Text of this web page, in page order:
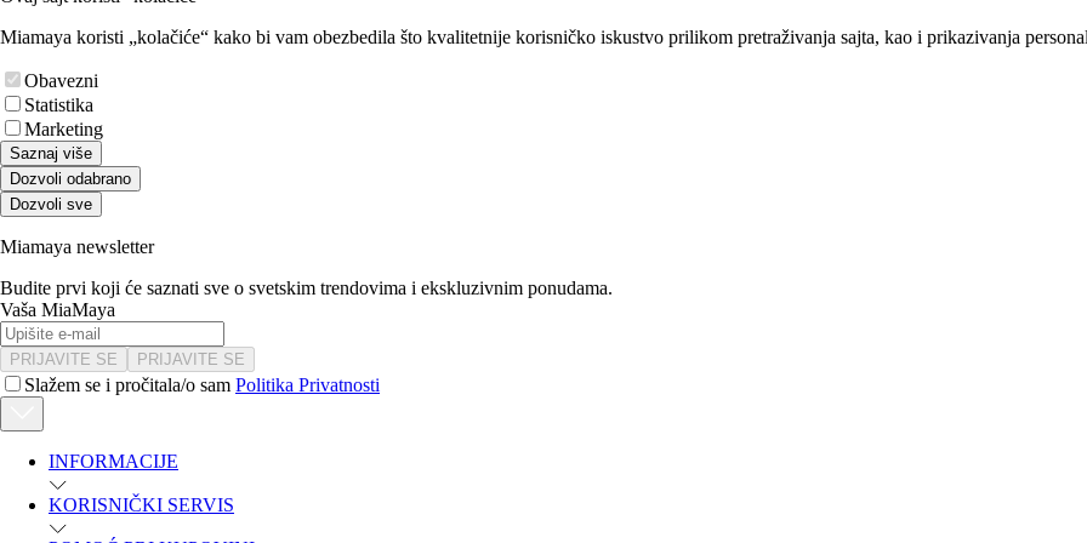
Miamaya koristi „kolačiće“ kako bi vam obezbedila što kvalitetnije korisničko iskustvo prilikom pretraživanja sajta, kao i prikazivanja
Obavezni
Statistika
Marketing
Saznaj više
Dozvoli odabrano
Dozvoli sve
Miamaya newsletter
Budite prvi koji će saznati sve o svetskim trendovima i ekskluzivnim ponudama.
Vaša MiaMaya
PRIJAVITE SE PRIJAVITE SE
Slažem se i pročitala/o sam Politika Privatnosti
INFORMACIJE
KORISNIČKI SERVIS